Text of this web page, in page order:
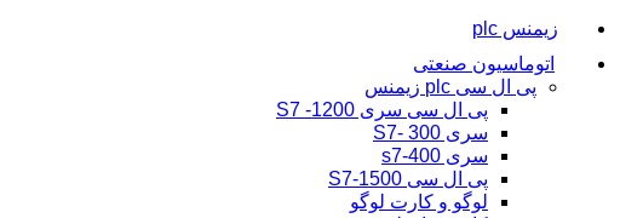
زیمنس plc
اتوماسیون صنعتی
پی ال سی plc زیمنس
پی ال سی سری 1200- S7
سری 300 -S7
سری s7-400
پی ال سی S7-1500
لوگو و کارت لوگو